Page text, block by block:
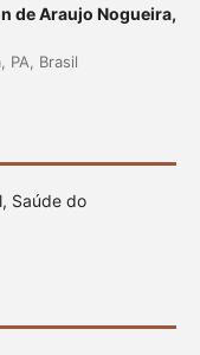
de Araujo Nogueira,
PA, Brasil
Saúde do